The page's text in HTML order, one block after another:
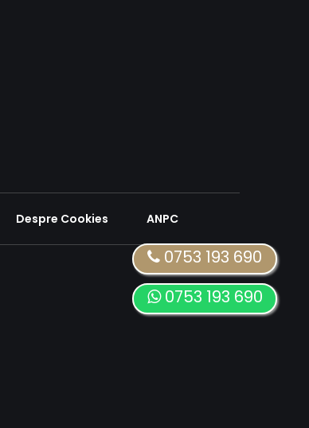
Despre Cookies ANPC
0753 193 690
0753 193 690